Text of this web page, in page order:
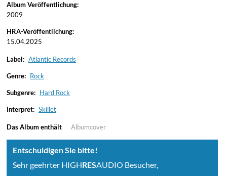
Album Veröffentlichung:
2009
HRA-Veröffentlichung:
15.04.2025
Label: Atlantic Records
Genre: Rock
Subgenre: Hard Rock
Interpret: Skillet
Das Album enthält Albumcover
Entschuldigen Sie bitte!
Sehr geehrter HIGHRESAUDIO Besucher,